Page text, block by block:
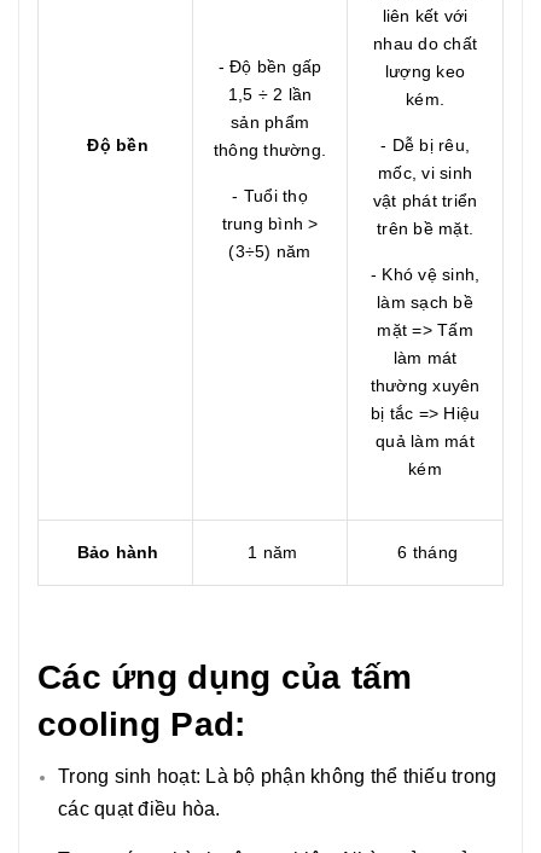
Độ bền
- Độ bền gấp
1,5 ÷ 2 lần
sản phẩm
thông thường.
- Tuổi thọ
trung bình >
(3÷5) năm
liên kết với
nhau do chất
lượng keo
kém.
- Dễ bị rêu,
mốc, vi sinh
vật phát triển
trên bề mặt.
- Khó vệ sinh,
làm sạch bề
mặt => Tấm
làm mát
thường xuyên
bị tắc => Hiệu
quả làm mát
kém
Bảo hành 1 năm 6 tháng
Các ứng dụng của tấm
cooling Pad:
Trong sinh hoạt: Là bộ phận không thể thiếu trong
các quạt điều hòa.